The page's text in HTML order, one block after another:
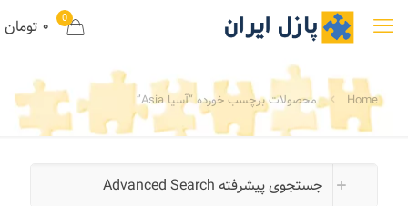
0 ۰ تومان
Home محصولات برچسب خورده “آسیا Asia”
جستجوی پیشرفته Advanced Search